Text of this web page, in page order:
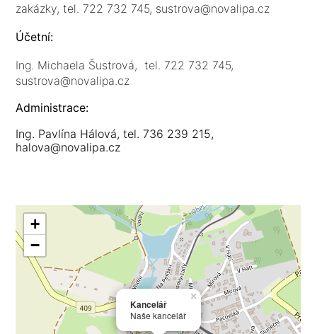
zakázky,tel. 722 732 745, sustrova@novalipa.cz
Účetní:
Ing. Michaela Šustrová, tel. 722 732 745,
sustrova@novalipa.cz
Administrace:
Ing. Pavlína Hálová, tel. 736 239 215,
halova@novalipa.cz
Kancelář
Naše kancelář
×
+
−